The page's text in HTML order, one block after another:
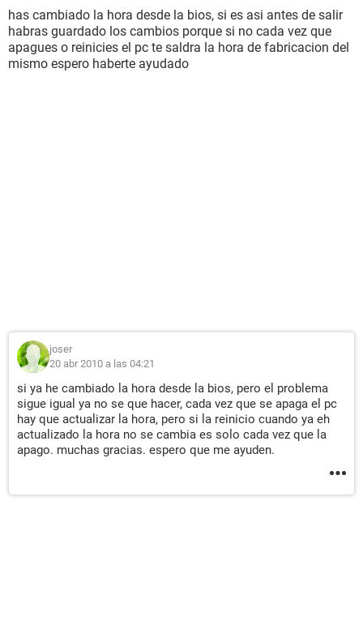
has cambiado la hora desde la bios, si es asi antes de salir
habras guardado los cambios porque si no cada vez que
apagues o reinicies el pc te saldra la hora de fabricacion del
mismo espero haberte ayudado
joser
20 abr 2010 a las 04:21
si ya he cambiado la hora desde la bios, pero el problema
sigue igual ya no se que hacer, cada vez que se apaga el pc
hay que actualizar la hora, pero si la reinicio cuando ya eh
actualizado la hora no se cambia es solo cada vez que la
apago. muchas gracias. espero que me ayuden.